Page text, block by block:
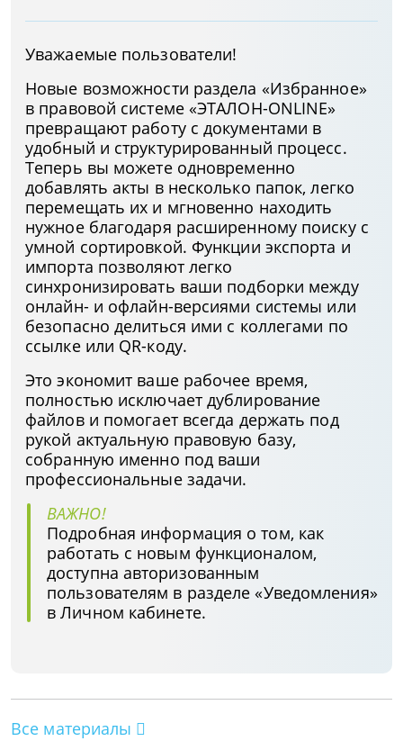
Уважаемые пользователи!
Новые возможности раздела «Избранное»
в правовой системе «ЭТАЛОН-ONLINE»
превращают работу с документами в
удобный и структурированный процесс.
Теперь вы можете одновременно
добавлять акты в несколько папок, легко
перемещать их и мгновенно находить
нужное благодаря расширенному поиску с
умной сортировкой. Функции экспорта и
импорта позволяют легко
синхронизировать ваши подборки между
онлайн- и офлайн-версиями системы или
безопасно делиться ими с коллегами по
ссылке или QR-коду.
Это экономит ваше рабочее время,
полностью исключает дублирование
файлов и помогает всегда держать под
рукой актуальную правовую базу,
собранную именно под ваши
профессиональные задачи.
ВАЖНО!
Подробная информация о том, как
работать с новым функционалом,
доступна авторизованным
пользователям в разделе «Уведомления»
в Личном кабинете.
Все материалы